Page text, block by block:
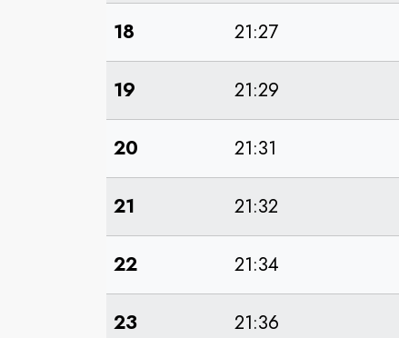
18 21:27
19 21:29
20 21:31
21 21:32
22 21:34
23 21:36